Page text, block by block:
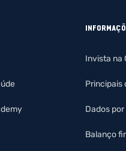
Invista na
Principais
Dados
Balanço